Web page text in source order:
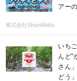
アー
株式会社ShumMaKe
いち
んど”
さん
どう